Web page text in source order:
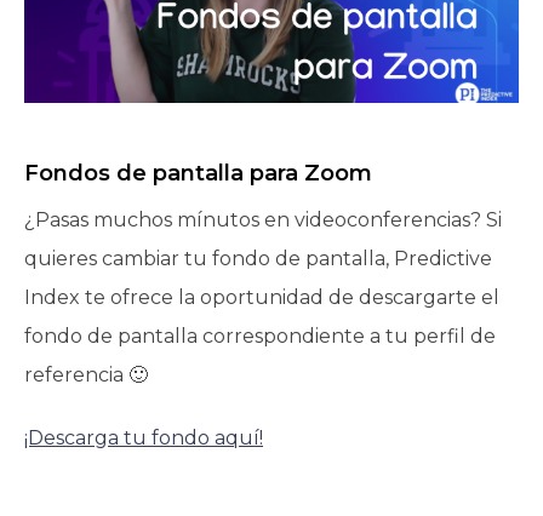
Fondos de pantalla para Zoom
¿Pasas muchos mínutos en videoconferencias? Si
quieres cambiar tu fondo de pantalla, Predictive
Index te ofrece la oportunidad de descargarte el
fondo de pantalla correspondiente a tu perfil de
referencia 🙂
¡Descarga tu fondo aquí!